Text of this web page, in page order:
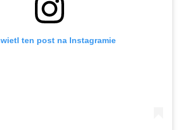
ten post na Instagramie